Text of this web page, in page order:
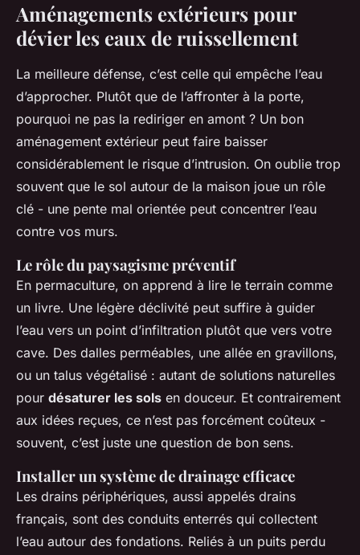
Aménagements extérieurs pour
dévier les eaux de ruissellement
La meilleure défense, c’est celle qui empêche l’eau
d’approcher. Plutôt que de l’affronter à la porte,
pourquoi ne pas la rediriger en amont ? Un bon
aménagement extérieur peut faire baisser
considérablement le risque d’intrusion. On oublie trop
souvent que le sol autour de la maison joue un rôle
clé - une pente mal orientée peut concentrer l’eau
contre vos murs.
Le rôle du paysagisme préventif
En permaculture, on apprend à lire le terrain comme
un livre. Une légère déclivité peut suffire à guider
l’eau vers un point d’infiltration plutôt que vers votre
cave. Des dalles perméables, une allée en gravillons,
ou un talus végétalisé : autant de solutions naturelles
pour désaturer les sols en douceur. Et contrairement
aux idées reçues, ce n’est pas forcément coûteux -
souvent, c’est juste une question de bon sens.
Installer un système de drainage efficace
Les drains périphériques, aussi appelés drains
français, sont des conduits enterrés qui collectent
l’eau autour des fondations. Reliés à un puits perdu